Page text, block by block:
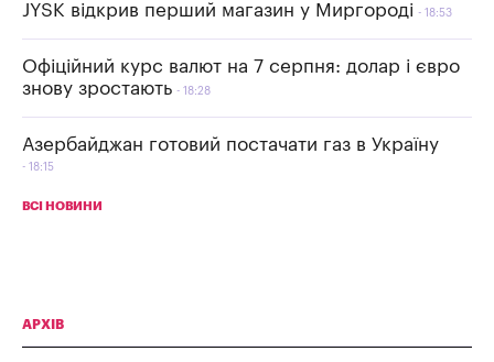
JYSK відкрив перший магазин у Миргороді 18:53
Офіційний курс валют на 7 серпня: долар і євро
знову зростають
18:28
Азербайджан готовий постачати газ в Україну
18:15
ВСІ НОВИНИ
АРХІВ